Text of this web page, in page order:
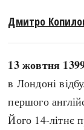
ПРАВИЛА ЖИТТЯ
КАРТИ
НОТА БЕНЕ
Дмитро
13 жовтня
в Лондоні
першого
Його 14-літнє